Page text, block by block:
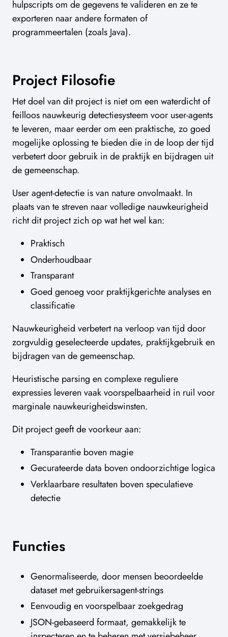
hulpscripts om de gegevens te valideren en ze te
exporteren naar andere formaten of
programmeertalen (zoals Java).
Project Filosofie
Het doel van dit project is niet om een waterdicht of
feilloos nauwkeurig detectiesysteem voor user-agents
te leveren, maar eerder om een praktische, zo goed
mogelijke oplossing te bieden die in de loop der tijd
verbetert door gebruik in de praktijk en bijdragen uit
de gemeenschap.
User agent-detectie is van nature onvolmaakt. In
plaats van te streven naar volledige nauwkeurigheid
richt dit project zich op wat het wel kan:
Praktisch
Onderhoudbaar
Transparant
Goed genoeg voor praktijkgerichte analyses en
classificatie
Nauwkeurigheid verbetert na verloop van tijd door
zorgvuldig geselecteerde updates, praktijkgebruik en
bijdragen van de gemeenschap.
Heuristische parsing en complexe reguliere
expressies leveren vaak voorspelbaarheid in ruil voor
marginale nauwkeurigheidswinsten.
Dit project geeft de voorkeur aan:
Transparantie boven magie
Gecurateerde data boven ondoorzichtige logica
Verklaarbare resultaten boven speculatieve
detectie
Functies
Genormaliseerde, door mensen beoordeelde
dataset met gebruikersagent-strings
Eenvoudig en voorspelbaar zoekgedrag
JSON-gebaseerd formaat, gemakkelijk te